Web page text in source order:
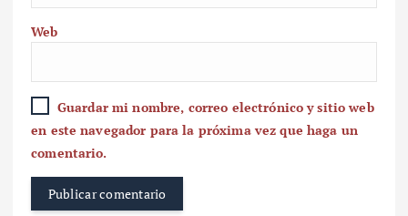
Web
Guardar mi nombre, correo electrónico y sitio web
en este navegador para la próxima vez que haga un
comentario.